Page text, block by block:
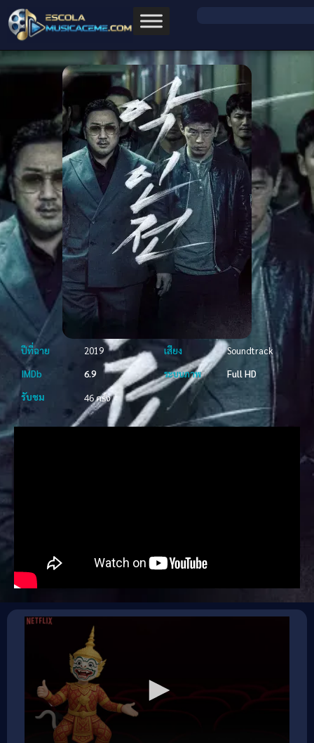
ปีที่ฉาย 2019 เสียง
Soundtrack
IMDb
6.9 ระบบภาพ
Full HD
รับชม
46 ครั้ง